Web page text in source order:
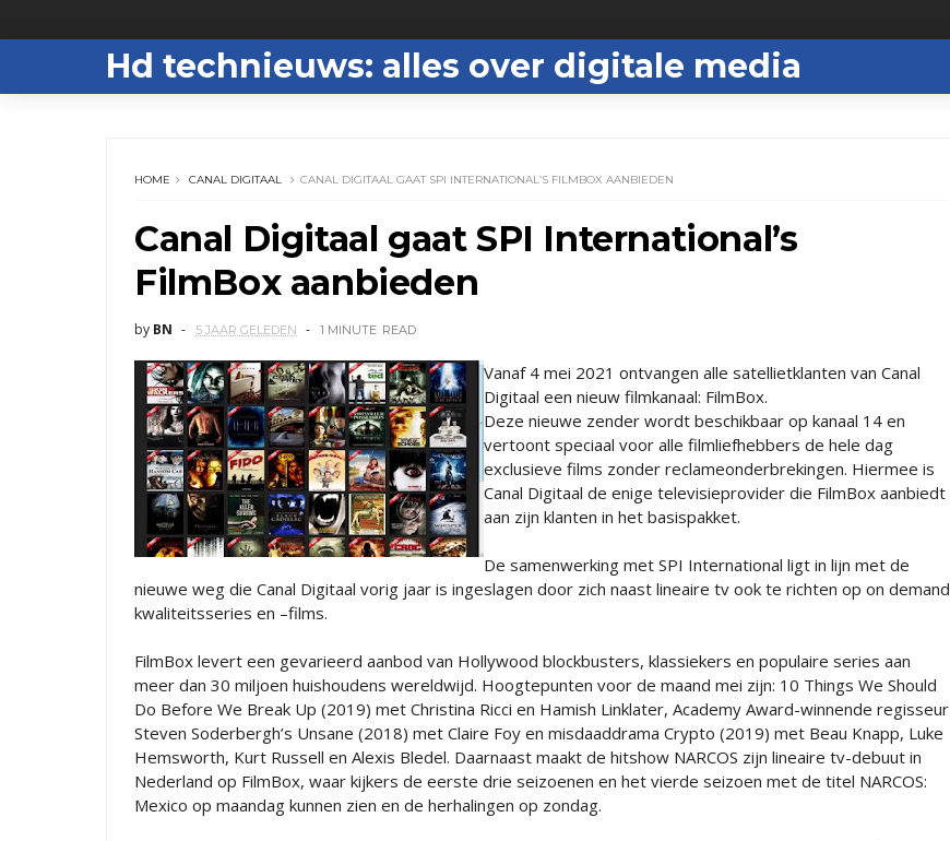
Hd technieuws: alles over digitale media
HOME CANAL DIGITAAL CANAL DIGITAAL GAAT SPI INTERNATIONAL’S FILMBOX AANBIEDEN
Canal Digitaal gaat SPI International’s
FilmBox aanbieden
by BN 5 JAAR GELEDEN 1 MINUTE READ
Vanaf 4 mei 2021 ontvangen alle satellietklanten van Canal
Digitaal een nieuw filmkanaal: FilmBox.
Deze nieuwe zender wordt beschikbaar op kanaal 14 en
vertoont speciaal voor alle filmliefhebbers de hele dag
exclusieve films zonder reclameonderbrekingen. Hiermee is
Canal Digitaal de enige televisieprovider die FilmBox aanbiedt
aan zijn klanten in het basispakket.
De samenwerking met SPI International ligt in lijn met de
nieuwe weg die Canal Digitaal vorig jaar is ingeslagen door zich naast lineaire tv ook te richten op on demand
kwaliteitsseries en –films.
FilmBox levert een gevarieerd aanbod van Hollywood blockbusters, klassiekers en populaire series aan
meer dan 30 miljoen huishoudens wereldwijd. Hoogtepunten voor de maand mei zijn: 10 Things We Should
Do Before We Break Up (2019) met Christina Ricci en Hamish Linklater, Academy Award-winnende regisseur
Steven Soderbergh’s Unsane (2018) met Claire Foy en misdaaddrama Crypto (2019) met Beau Knapp, Luke
Hemsworth, Kurt Russell en Alexis Bledel. Daarnaast maakt de hitshow NARCOS zijn lineaire tv-debuut in
Nederland op FilmBox, waar kijkers de eerste drie seizoenen en het vierde seizoen met de titel NARCOS:
Mexico op maandag kunnen zien en de herhalingen op zondag.